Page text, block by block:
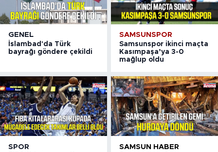
GENEL
İslambad'da Türk
bayrağı göndere çekildi
SAMSUNSPOR
Samsunspor ikinci maçta
Kasımpaşa’ya 3-0
mağlup oldu
SPOR SAMSUN HABER